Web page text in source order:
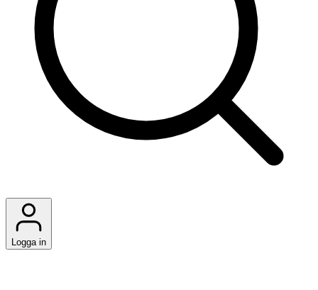
Logga in